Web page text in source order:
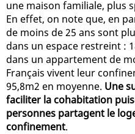
une maison familiale, plus
En effet, on note que, en
de moins de 25 ans sont
dans un espace restreint :
dans un appartement de
Français vivent leur
95,8m2 en moyenne. Une
faciliter la cohabitation
personnes partagent le
confinement.